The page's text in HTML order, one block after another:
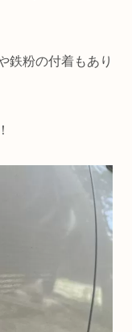
鉄粉の付着もあり